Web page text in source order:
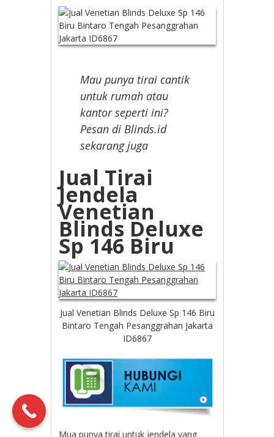
Mau punya tirai cantik
untuk rumah atau
kantor seperti ini?
Pesan di Blinds.id
sekarang juga
Jual Tirai
Jendela
Venetian
Blinds Deluxe
Sp 146 Biru
Jual Venetian Blinds Deluxe Sp 146 Biru
Bintaro Tengah Pesanggrahan Jakarta
ID6867
Mua punya tirai untuk jendela yang